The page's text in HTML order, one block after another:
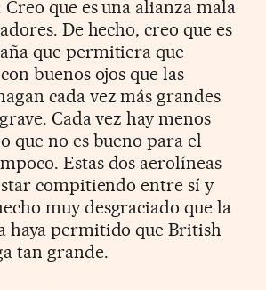
que es una alianza mala
De hecho, creo que es
que permitiera que
buenos ojos que las
cada vez más grandes
Cada vez hay menos
que no es bueno para el
Estas dos aerolíneas
compitiendo entre sí y
muy desgraciado que la
haya permitido que British
tan grande.